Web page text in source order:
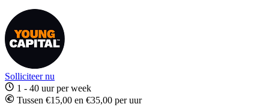
Solliciteer nu
1 - 40 uur per week
Tussen €15,00 en €35,00 per uur